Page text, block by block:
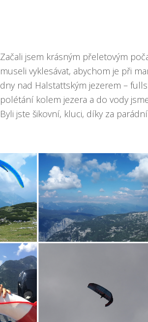
Začali jsem krásným přeletovým
museli vyklesávat, abychom je při
dny nad Halstattským jezerem –
polétání kolem jezera a do vody
Byli jste šikovní, kluci, díky za